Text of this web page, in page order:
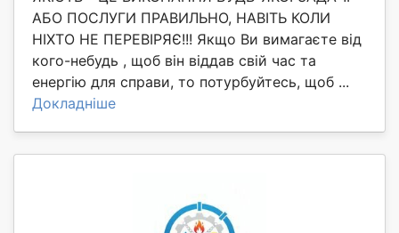
АБО ПОСЛУГИ ПРАВИЛЬНО, НАВІТЬ КОЛИ
НІХТО НЕ ПЕРЕВІРЯЄ!!! Якщо Ви вимагаєте від
кого-небудь , щоб він віддав свій час та
енергію для справи, то потурбуйтесь, щоб ...
Докладніше